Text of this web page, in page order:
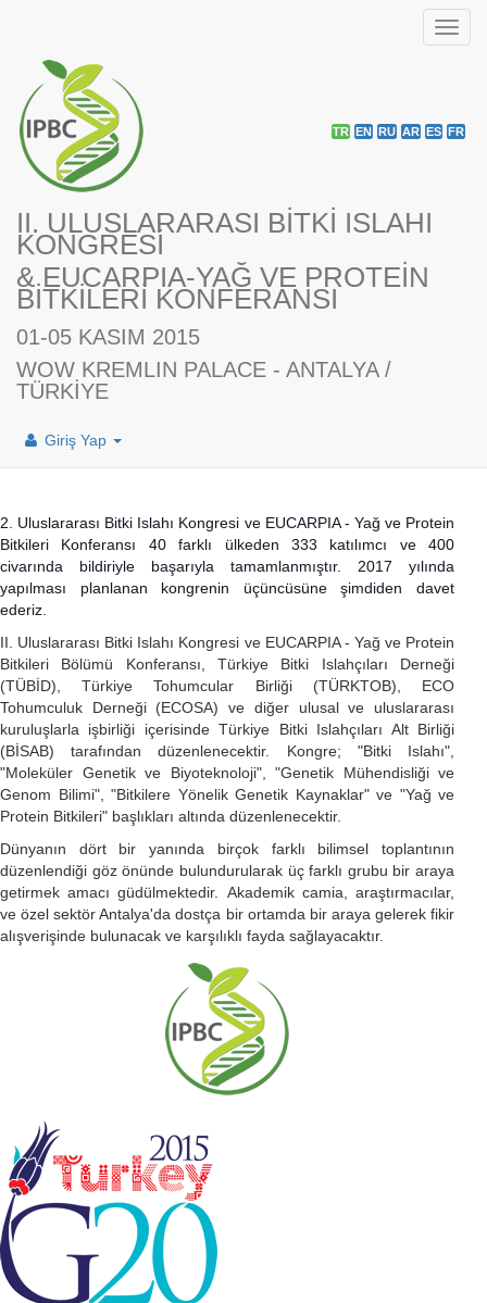
II. ULUSLARARASI BİTKİ ISLAHI
KONGRESİ
& EUCARPIA-YAĞ VE PROTEİN
BİTKİLERİ KONFERANSI
01-05 KASIM 2015
WOW KREMLIN PALACE - ANTALYA /
TÜRKİYE
TR EN RU AR ES FR
Giriş Yap
2. Uluslararası Bitki Islahı Kongresi ve EUCARPIA - Yağ ve Protein
Bitkileri Konferansı 40 farklı ülkeden 333 katılımcı ve 400
civarında bildiriyle başarıyla tamamlanmıştır. 2017 yılında
yapılması planlanan kongrenin üçüncüsüne şimdiden davet
ederiz.
II. Uluslararası Bitki Islahı Kongresi ve EUCARPIA - Yağ ve Protein
Bitkileri Bölümü Konferansı, Türkiye Bitki Islahçıları Derneği
(TÜBİD), Türkiye Tohumcular Birliği (TÜRKTOB), ECO
Tohumculuk Derneği (ECOSA) ve diğer ulusal ve uluslararası
kuruluşlarla işbirliği içerisinde Türkiye Bitki Islahçıları Alt Birliği
(BİSAB) tarafından düzenlenecektir. Kongre; "Bitki Islahı",
"Moleküler Genetik ve Biyoteknoloji", "Genetik Mühendisliği ve
Genom Bilimi", "Bitkilere Yönelik Genetik Kaynaklar" ve "Yağ ve
Protein Bitkileri" başlıkları altında düzenlenecektir.
Dünyanın dört bir yanında birçok farklı bilimsel toplantının
düzenlendiği göz önünde bulundurularak üç farklı grubu bir araya
getirmek amacı güdülmektedir. Akademik camia, araştırmacılar,
ve özel sektör Antalya'da dostça bir ortamda bir araya gelerek fikir
alışverişinde bulunacak ve karşılıklı fayda sağlayacaktır.